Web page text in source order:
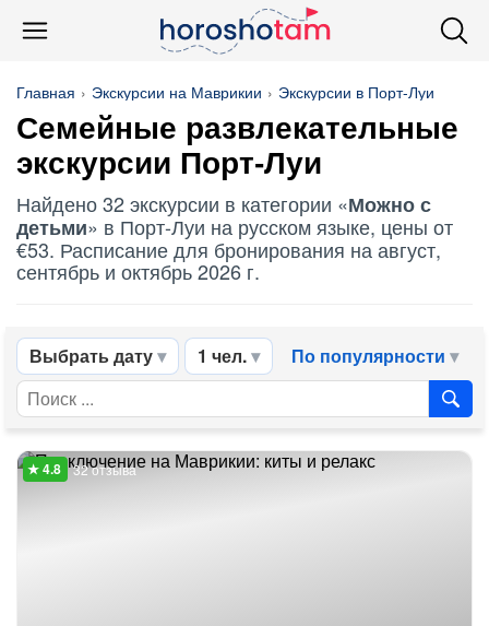
Главная Экскурсии на Маврикии Экскурсии в Порт-Луи
Семейные развлекательные
экскурсии Порт-Луи
Найдено 32 экскурсии в категории «Можно с
детьми» в Порт-Луи на русском языке, цены от
€53. Расписание для бронирования на август,
сентябрь и октябрь 2026 г.
Выбрать дату 1 чел. По популярности
32 отзыва